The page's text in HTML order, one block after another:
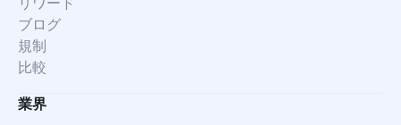
ブログ
規制
比較
業界